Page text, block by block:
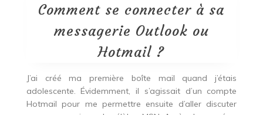
Comment se connecter à sa
messagerie Outlook ou
Hotmail ?
J’ai créé ma première boîte mail quand j’étais
adolescente. Évidemment, il s’agissait d’un compte
Hotmail pour me permettre ensuite d’aller discuter